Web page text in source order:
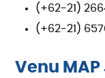
(+62-21)
(+62-21)
Venu